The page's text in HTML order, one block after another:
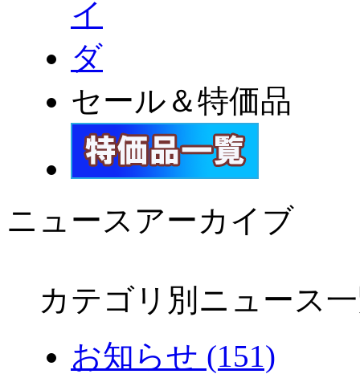
セール＆特価品
ニュースアーカイブ
カテゴリ別ニュース
お知らせ (151)